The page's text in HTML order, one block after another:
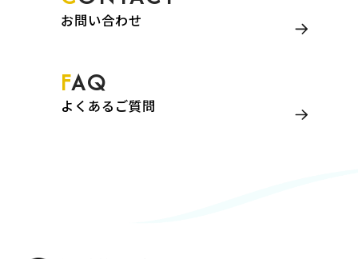
お問い合わせ
FAQ
よくあるご質問